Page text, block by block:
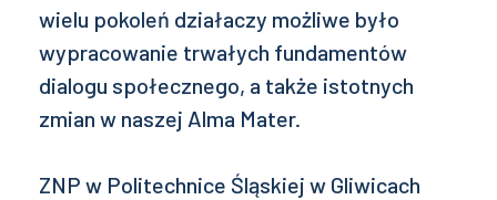
wielu pokoleń działaczy możliwe było
wypracowanie trwałych fundamentów
dialogu społecznego, a także istotnych
zmian w naszej Alma Mater.
ZNP w Politechnice Śląskiej w Gliwicach